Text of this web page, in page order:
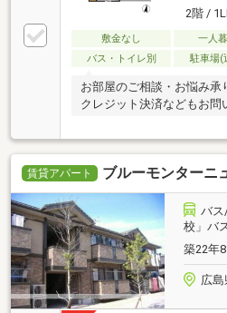
2階 /
敷金なし 一人
バス・トイレ別
駐車場(
お部屋のご相談・お悩み承
クレジット決済などもお問
賃貸アパート ブルーモンター
バス
校」バ
築22年
広島